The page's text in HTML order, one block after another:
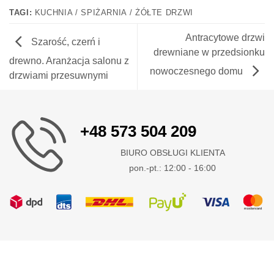
TAGI: KUCHNIA / SPIŻARNIA / ŻÓŁTE DRZWI
Szarość, czerń i
drewno. Aranżacja salonu z
drzwiami przesuwnymi
Antracytowe drzwi
drewniane w przedsionku
nowoczesnego domu
+48 573 504 209
BIURO OBSŁUGI KLIENTA
pon.-pt.: 12:00 - 16:00